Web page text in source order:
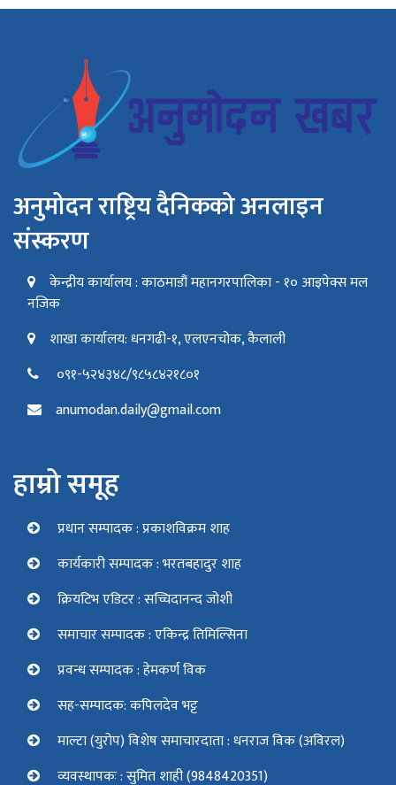
अनुमोदन राष्ट्रिय दैनिकको अनलाइन
संस्करण
केन्द्रीय कार्यालय : काठमाडौं महानगरपालिका - १० आइपेक्स मल
नजिक
शाखा कार्यालय: धनगढी-१, एलएनचोक, कैलाली
०९१-५२४३४८/९८५८४२१८०१
anumodan.daily@gmail.com
हाम्रो समूह
प्रधान सम्पादक : प्रकाशविक्रम शाह
कार्यकारी सम्पादक : भरतबहादुर शाह
क्रियटिभ एडिटर : सच्चिदानन्द जोशी
समाचार सम्पादक : एकिन्द्र तिमिल्सिना
प्रवन्ध सम्पादक : हेमकर्ण विक
सह-सम्पादक: कपिलदेव भट्ट
माल्टा (युरोप) विशेष समाचारदाता : धनराज विक (अविरल)
व्यवस्थापकः : सुमित शाही (9848420351)